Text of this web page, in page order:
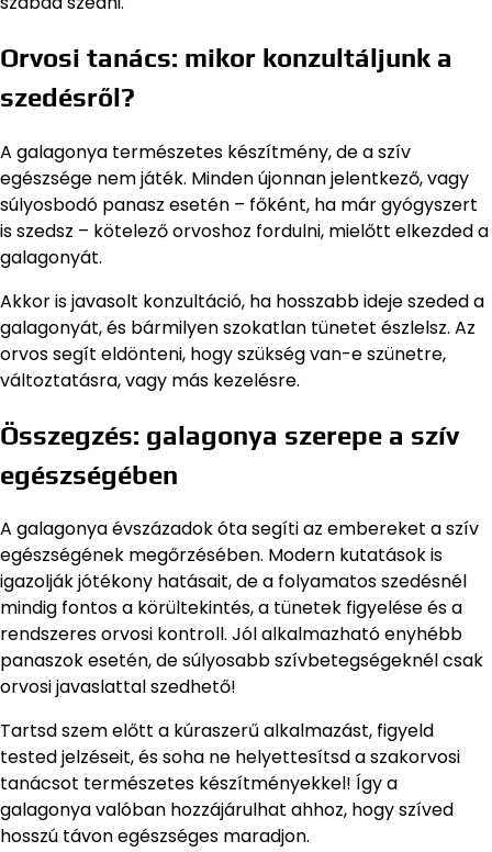
Orvosi tanács: mikor konzultáljunk a
szedésről?
A galagonya természetes készítmény, de a szív
egészsége nem játék. Minden újonnan jelentkező, vagy
súlyosbodó panasz esetén – főként, ha már gyógyszert
is szedsz – kötelező orvoshoz fordulni, mielőtt elkezded a
galagonyát.
Akkor is javasolt konzultáció, ha hosszabb ideje szeded a
galagonyát, és bármilyen szokatlan tünetet észlelsz. Az
orvos segít eldönteni, hogy szükség van-e szünetre,
változtatásra, vagy más kezelésre.
Összegzés: galagonya szerepe a szív
egészségében
A galagonya évszázadok óta segíti az embereket a szív
egészségének megőrzésében. Modern kutatások is
igazolják jótékony hatásait, de a folyamatos szedésnél
mindig fontos a körültekintés, a tünetek figyelése és a
rendszeres orvosi kontroll. Jól alkalmazható enyhébb
panaszok esetén, de súlyosabb szívbetegségeknél csak
orvosi javaslattal szedhető!
Tartsd szem előtt a kúraszerű alkalmazást, figyeld
tested jelzéseit, és soha ne helyettesítsd a szakorvosi
tanácsot természetes készítményekkel! Így a
galagonya valóban hozzájárulhat ahhoz, hogy szíved
hosszú távon egészséges maradjon.